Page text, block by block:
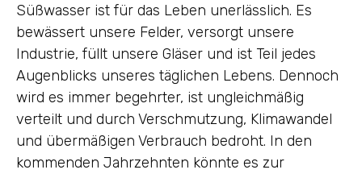
Süßwasser ist für das Leben unerlässlich. Es
bewässert unsere Felder, versorgt unsere
Industrie, füllt unsere Gläser und ist Teil jedes
Augenblicks unseres täglichen Lebens. Dennoch
wird es immer begehrter, ist ungleichmäßig
verteilt und durch Verschmutzung, Klimawandel
und übermäßigen Verbrauch bedroht. In den
kommenden Jahrzehnten könnte es zur